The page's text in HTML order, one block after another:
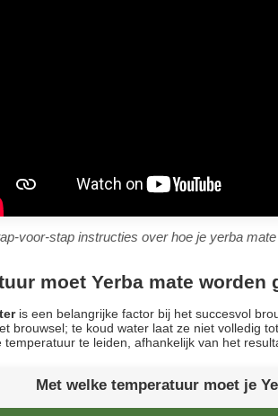
voor-stap instructies over hoe je yerba
moet Yerba mate worden
is een belangrijke factor bij het succesvol
brouwsel; te koud water laat ze niet volledig
te leiden, afhankelijk van het
Met welke temperatuur moet je